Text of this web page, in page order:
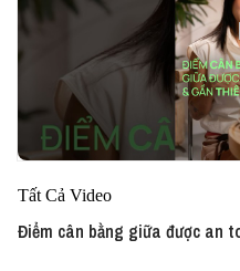
Tất Cả Video
Điểm cân bằng giữa được an